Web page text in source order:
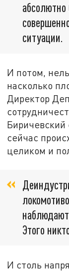
ситуации.
И потом,
насколько
Директор
Биричевский
сейчас
целиком и
Этого
И столь